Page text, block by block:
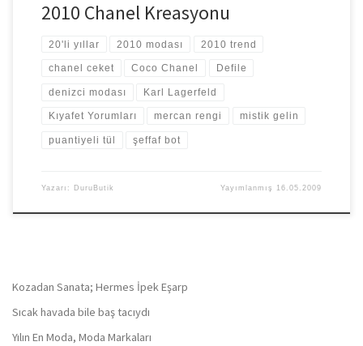
2010 Chanel Kreasyonu
20'li yıllar 2010 modası 2010 trend
chanel ceket Coco Chanel Defile
denizci modası Karl Lagerfeld
Kıyafet Yorumları mercan rengi mistik gelin
puantiyeli tül şeffaf bot
Yazarı: DuruButik Yayımlanmış 16.05.2009
Kozadan Sanata; Hermes İpek Eşarp
Sıcak havada bile baş tacıydı
Yılın En Moda, Moda Markaları